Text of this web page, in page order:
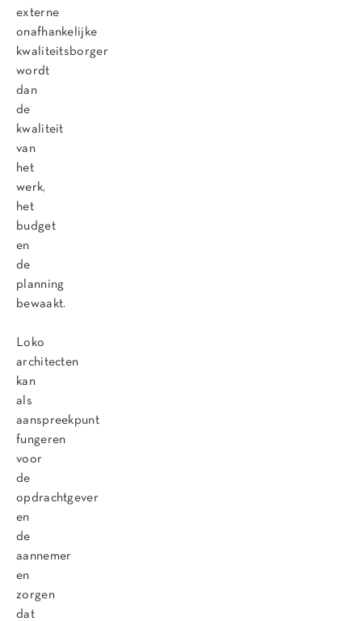
externe
onafhankelijke
kwaliteitsborger
wordt
dan
de
kwaliteit
van
het
werk,
het
budget
en
de
planning
bewaakt.
Loko
architecten
kan
als
aanspreekpunt
fungeren
voor
de
opdrachtgever
en
de
aannemer
en
zorgen
dat